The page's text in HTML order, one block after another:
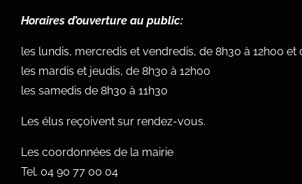
Horaires d’ouverture au public:
les lundis, mercredis et vendredis, de 8h30 à 12h00 et
les mardis et jeudis, de 8h30 à 12h00
les samedis de 8h30 à 11h30
Les élus reçoivent sur rendez-vous.
Les coordonnées de la mairie
Tel. 04 90 77 00 04